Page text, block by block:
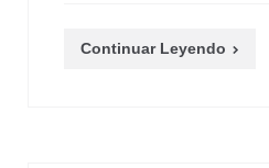
Continuar Leyendo